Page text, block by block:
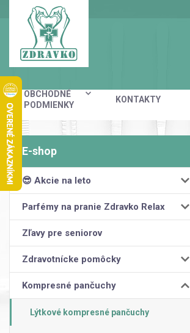
OBCHODNÉ
PODMIENKY
KONTAKTY
😎 Akcie na leto
Parfémy na pranie Zdravko Relax
Zľavy pre seniorov
Zdravotnícke pomôcky
Kompresné pančuchy
Lýtkové kompresné pančuchy